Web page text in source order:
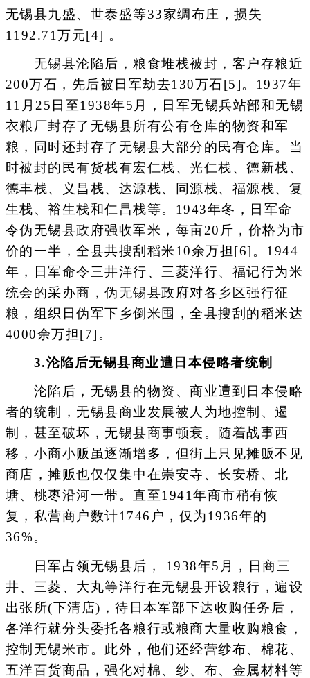
无锡县九盛、世泰盛等33家绸布庄，损失
1192.71万元[4] 。
无锡县沦陷后，粮食堆栈被封，客户存粮近
200万石，先后被日军劫去130万石[5]。1937年
11月25日至1938年5月，日军无锡兵站部和无锡
衣粮厂封存了无锡县所有公有仓库的物资和军
粮，同时还封存了无锡县大部分的民有仓库。当
时被封的民有货栈有宏仁栈、光仁栈、德新栈、
德丰栈、义昌栈、达源栈、同源栈、福源栈、复
生栈、裕生栈和仁昌栈等。1943年冬，日军命
令伪无锡县政府强收军米，每亩20斤，价格为市
价的一半，全县共搜刮稻米10余万担[6]。1944
年，日军命令三井洋行、三菱洋行、福记行为米
统会的采办商，伪无锡县政府对各乡区强行征
粮，组织日伪军下乡倒米囤，全县搜刮的稻米达
4000余万担[7]。
3.沦陷后无锡县商业遭日本侵略者统制
沦陷后，无锡县的物资、商业遭到日本侵略
者的统制，无锡县商业发展被人为地控制、遏
制，甚至破坏，无锡县商事顿衰。随着战事西
移，小商小贩虽逐渐增多，但街上只见摊贩不见
商店，摊贩也仅仅集中在崇安寺、长安桥、北
塘、桃枣沿河一带。直至1941年商市稍有恢
复，私营商户数计1746户，仅为1936年的
36%。
日军占领无锡县后， 1938年5月，日商三
井、三菱、大丸等洋行在无锡县开设粮行，遍设
出张所(下清店)，待日本军部下达收购任务后，
各洋行就分头委托各粮行或粮商大量收购粮食，
控制无锡米市。此外，他们还经营纱布、棉花、
五洋百货商品，强化对棉、纱、布、金属材料等